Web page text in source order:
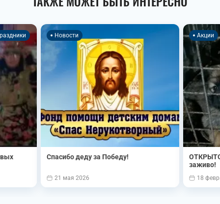
Новости
Спасибо деду за Победу!
21 мая 2026
Акции
заживо!
18